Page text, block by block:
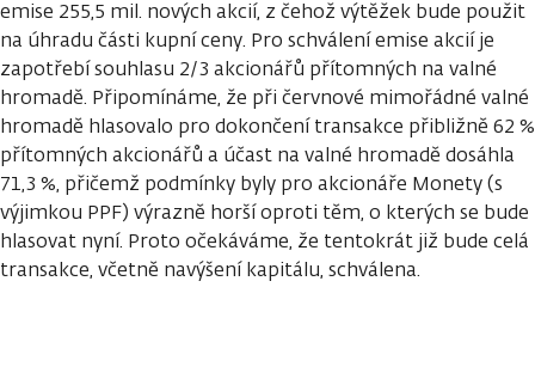
emise 255,5 mil. nových akcií, z čehož výtěžek bude použit
na úhradu části kupní ceny. Pro schválení emise akcií je
zapotřebí souhlasu 2/3 akcionářů přítomných na valné
hromadě. Připomínáme, že při červnové mimořádné valné
hromadě hlasovalo pro dokončení transakce přibližně 62 %
přítomných akcionářů a účast na valné hromadě dosáhla
71,3 %, přičemž podmínky byly pro akcionáře Monety (s
výjimkou PPF) výrazně horší oproti těm, o kterých se bude
hlasovat nyní. Proto očekáváme, že tentokrát již bude celá
transakce, včetně navýšení kapitálu, schválena.